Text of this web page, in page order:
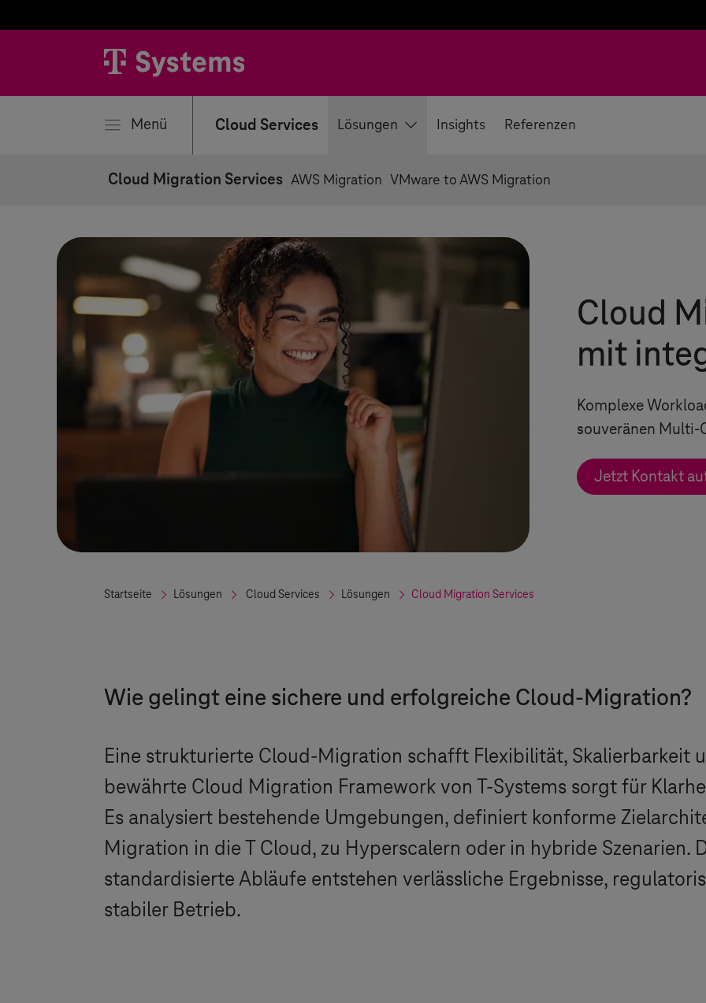
Menü Cloud Services Lösungen Insights Referenzen
Cloud Migration Services AWS Migration VMware to AWS Migration
Cloud
mit
Komplexe
souveränen Multi-
Jetzt Kontakt
Startseite Lösungen Cloud Services Lösungen Cloud Migration Services
Wie gelingt eine sichere und erfolgreiche Cloud-Migration?
Eine strukturierte Cloud-Migration schafft Flexibilität, Skalierbarkeit
bewährte Cloud Migration Framework von T‑Systems sorgt für
Es analysiert bestehende Umgebungen, definiert konforme
Migration in die T Cloud, zu Hyperscalern oder in hybride Szenarien.
standardisierte Abläufe entstehen verlässliche Ergebnisse,
stabiler Betrieb.